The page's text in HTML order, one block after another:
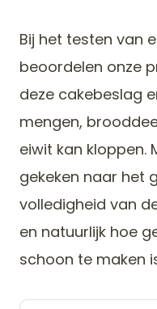
Bij het testen van
beoordelen onze
deze cakebeslag
mengen,
eiwit kan kloppen.
gekeken naar het
volledigheid van
en natuurlijk hoe
schoon te maken